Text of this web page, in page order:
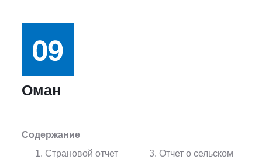
Оман
Содержание
Страновой отчет
Отчет о сельском